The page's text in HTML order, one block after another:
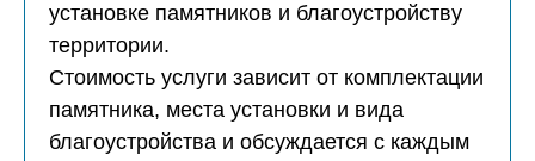
установке памятников и благоустройству
территории.
Стоимость услуги зависит от комплектации
памятника, места установки и вида
благоустройства и обсуждается с каждым